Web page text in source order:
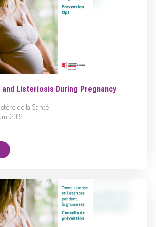
Listeriosis During Pregnancy
de la Santé
2019